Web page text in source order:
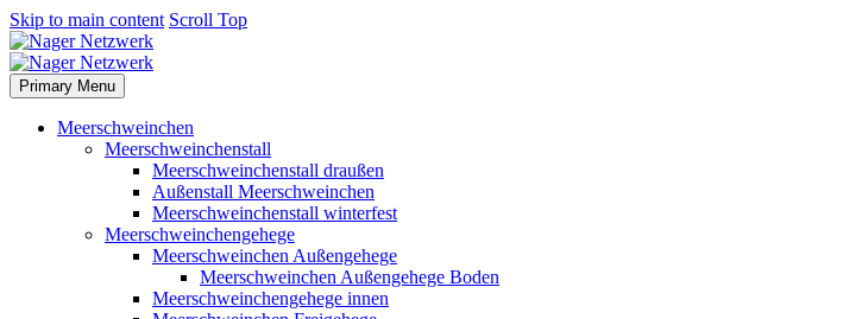
Skip to main content Scroll Top
Primary Menu
Meerschweinchen
Meerschweinchenstall
Meerschweinchenstall draußen
Außenstall Meerschweinchen
Meerschweinchenstall winterfest
Meerschweinchengehege
Meerschweinchen Außengehege
Meerschweinchen Außengehege Boden
Meerschweinchengehege innen